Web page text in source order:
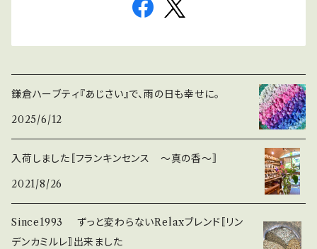
鎌倉ハーブティ『あじさい』で、雨の日も幸せに。
2025/6/12
入荷しました〚フランキンセンス ～真の香～〛
2021/8/26
Since1993 ずっと変わらないRelaxブレンド〚リン
デンカミルレ〛出来ました